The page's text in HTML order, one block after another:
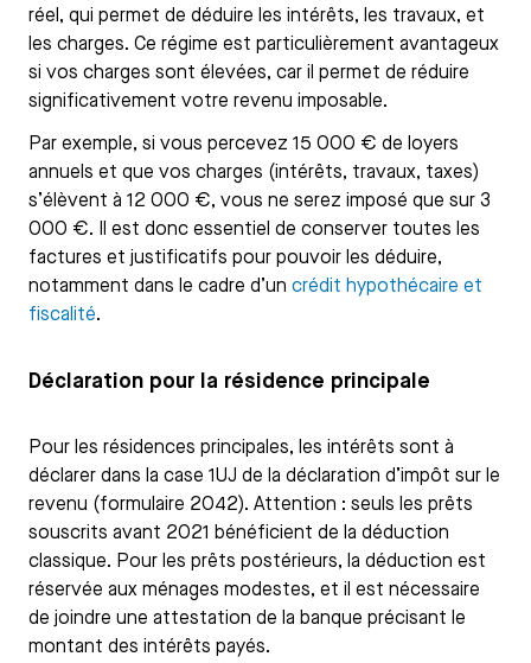
réel, qui permet de déduire les intérêts, les travaux, et
les charges. Ce régime est particulièrement avantageux
si vos charges sont élevées, car il permet de réduire
significativement votre revenu imposable.
Par exemple, si vous percevez 15 000 € de loyers
annuels et que vos charges (intérêts, travaux, taxes)
s’élèvent à 12 000 €, vous ne serez imposé que sur 3
000 €. Il est donc essentiel de conserver toutes les
factures et justificatifs pour pouvoir les déduire,
notamment dans le cadre d’un crédit hypothécaire et
fiscalité.
Déclaration pour la résidence principale
Pour les résidences principales, les intérêts sont à
déclarer dans la case 1UJ de la déclaration d’impôt sur le
revenu (formulaire 2042). Attention : seuls les prêts
souscrits avant 2021 bénéficient de la déduction
classique. Pour les prêts postérieurs, la déduction est
réservée aux ménages modestes, et il est nécessaire
de joindre une attestation de la banque précisant le
montant des intérêts payés.